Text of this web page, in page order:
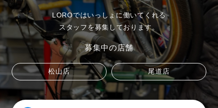
LOROではいっしょに働いてくれる
スタッフを募集しております。
募集中の店舗
松山店 尾道店